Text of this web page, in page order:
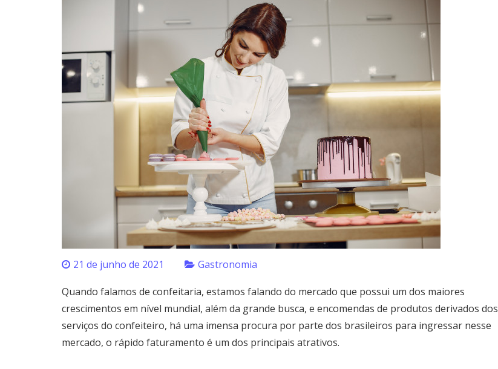
21 de junho de 2021 Gastronomia
Quando falamos de confeitaria, estamos falando do mercado que possui um dos maiores
crescimentos em nível mundial, além da grande busca, e encomendas de produtos derivados dos
serviços do confeiteiro, há uma imensa procura por parte dos brasileiros para ingressar nesse
mercado, o rápido faturamento é um dos principais atrativos.